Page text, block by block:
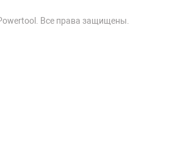
Все права защищены.